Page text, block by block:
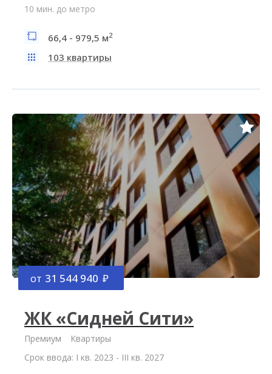
10 мин. до метро
66,4 - 979,5 м2
103 квартиры
от 31 544 940
ЖК «Сидней Сити»
Премиум
Квартиры
Срок ввода: I кв. 2023 - III кв. 2027